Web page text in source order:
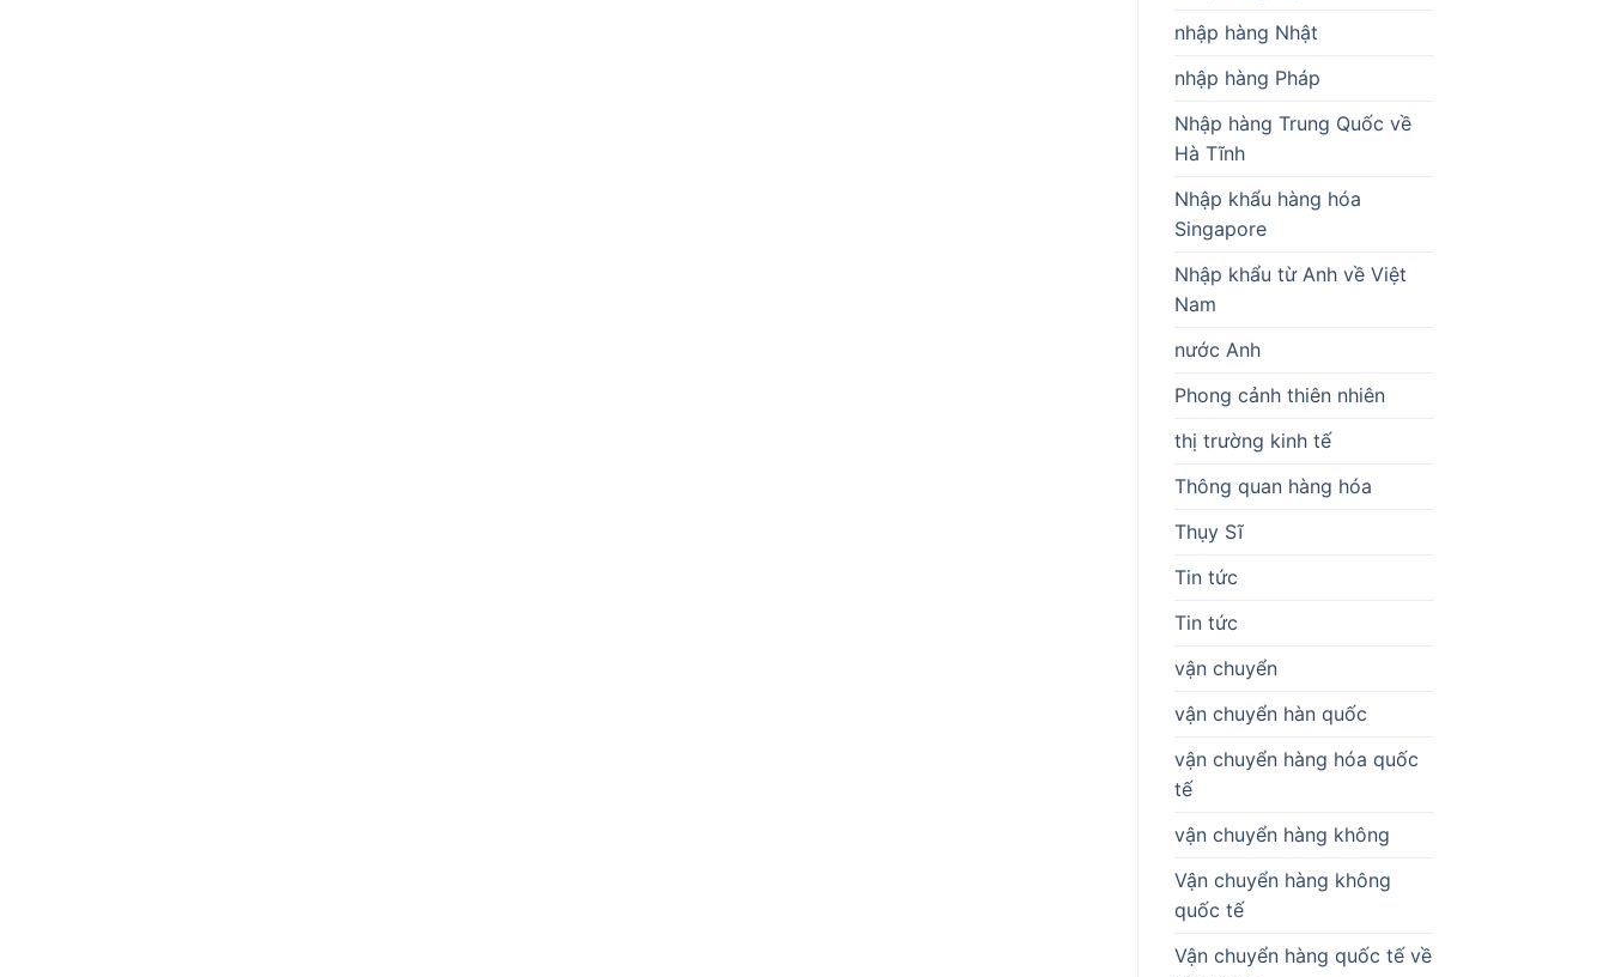
nhập hàng Nhật
nhập hàng Pháp
Nhập hàng Trung Quốc về
Hà Tĩnh
Nhập khẩu hàng hóa
Singapore
Nhập khẩu từ Anh về Việt
Nam
nước Anh
Phong cảnh thiên nhiên
thị trường kinh tế
Thông quan hàng hóa
Thụy Sĩ
Tin tức
Tin tức
vận chuyển
vận chuyển hàn quốc
vận chuyển hàng hóa quốc
tế
vận chuyển hàng không
Vận chuyển hàng không
quốc tế
Vận chuyển hàng quốc tế về